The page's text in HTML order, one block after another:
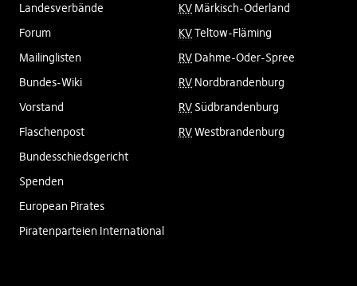
Landesverbände
Forum
Mailinglisten
Bundes-Wiki
Vorstand
Flaschenpost
Bundesschiedsgericht
Spenden
European Pirates
Piratenparteien International
KV Märkisch-Oderland
KVTeltow-Fläming
RV Dahme-Oder-Spree
RV Nordbrandenburg
RV Südbrandenburg
RVWestbrandenburg